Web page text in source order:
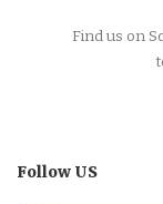
Find us on
Follow US